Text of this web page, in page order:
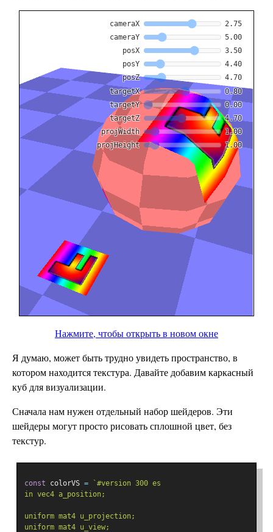
Нажмите, чтобы открыть в новом окне
Я думаю, может быть трудно увидеть пространство, в
котором находится текстура. Давайте добавим каркасный
куб для визуализации.
Сначала нам нужен отдельный набор шейдеров. Эти
шейдеры могут просто рисовать сплошной цвет, без
текстур.
const colorVS =
`#version 300 es
in vec4 a_position;
uniform mat4 u_projection;
uniform mat4 u_view;